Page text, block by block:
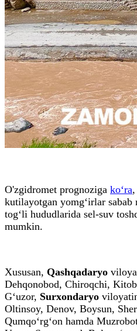
O'zgidromet prognoziga ko‘ra
kutilayotgan yomg‘irlar
tog‘li hududlarida sel-suv
mumkin.
Xususan, Qashqadaryo
Dehqonobod, Chiroqchi,
G‘uzor, Surxondaryo
Oltinsoy, Denov, Boysun,
Qumqo‘rg‘on hamda